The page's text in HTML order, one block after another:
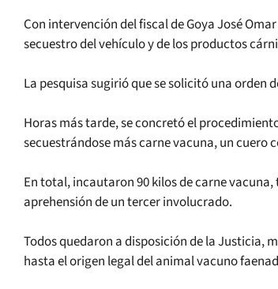
Con intervención del fiscal de Goya José
secuestro del vehículo y de los productos
La pesquisa sugirió que se solicitó una
Horas más tarde, se concretó el
secuestrándose más carne vacuna, un cuero
En total, incautaron 90 kilos de carne
aprehensión de un tercer involucrado.
Todos quedaron a disposición de la Justicia,
hasta el origen legal del animal vacuno